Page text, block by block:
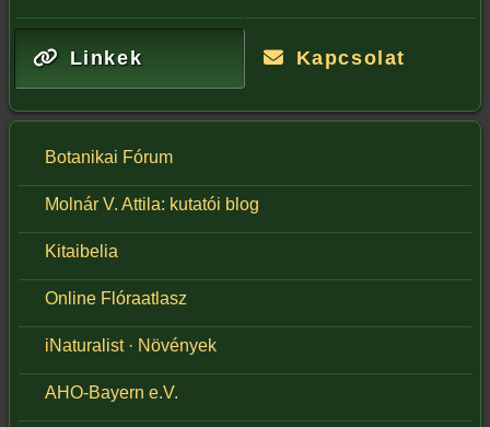
Linkek Kapcsolat
Botanikai Fórum
Molnár V. Attila: kutatói blog
Kitaibelia
Online Flóraatlasz
iNaturalist · Növények
AHO-Bayern e.V.